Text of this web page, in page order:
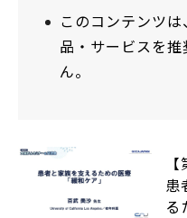
このコンテンツ
品・サービスを
ん。
患
る